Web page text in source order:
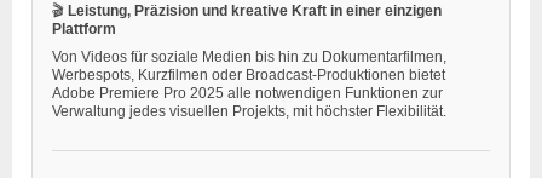
🎬 Leistung, Präzision und kreative Kraft in einer einzigen
Plattform
Von Videos für soziale Medien bis hin zu Dokumentarfilmen,
Werbespots, Kurzfilmen oder Broadcast-Produktionen bietet
Adobe Premiere Pro 2025 alle notwendigen Funktionen zur
Verwaltung jedes visuellen Projekts, mit höchster Flexibilität.